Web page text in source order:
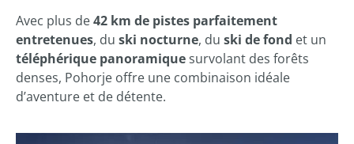
Avec plus de42 km de pistes parfaitement
entretenues, du ski nocturne, du ski de fond et un
téléphérique panoramiquesurvolant des forêts
denses, Pohorje offre une combinaison idéale
d’aventure et de détente.